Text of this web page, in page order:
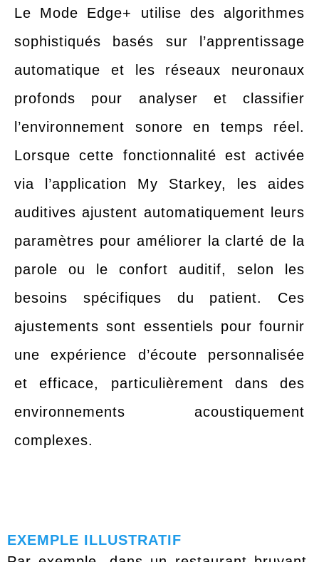
Le Mode Edge+ utilise des algorithmes
sophistiqués basés sur l’apprentissage
automatique et les réseaux neuronaux
profonds pour analyser et classifier
l’environnement sonore en temps réel.
Lorsque cette fonctionnalité est activée
via l’application My Starkey, les aides
auditives ajustent automatiquement leurs
paramètres pour améliorer la clarté de la
parole ou le confort auditif, selon les
besoins spécifiques du patient. Ces
ajustements sont essentiels pour fournir
une expérience d’écoute personnalisée
et efficace, particulièrement dans des
environnements acoustiquement
complexes.
EXEMPLE ILLUSTRATIF